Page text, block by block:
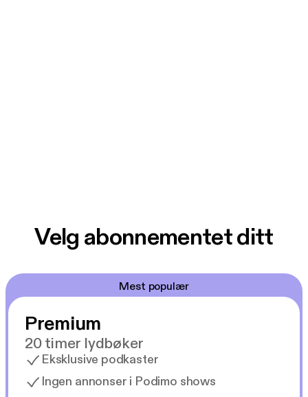
Velg abonnementet ditt
Mest populær
Premium
20 timer lydbøker
Eksklusive podkaster
Ingen annonser i Podimo shows